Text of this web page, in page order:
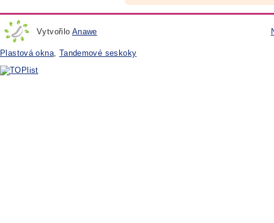
Vytvořilo Anawe
Plastová okna, Tandemové seskoky